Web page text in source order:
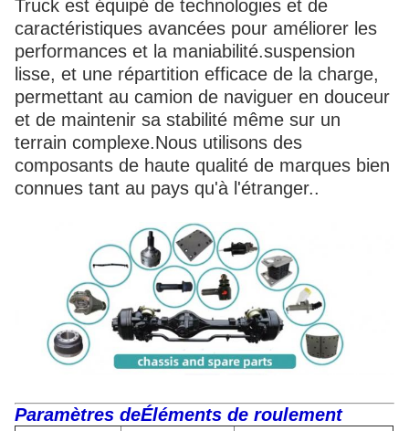
Truck est équipé de technologies et de
caractéristiques avancées pour améliorer les
performances et la maniabilité.suspension
lisse, et une répartition efficace de la charge,
permettant au camion de naviguer en douceur
et de maintenir sa stabilité même sur un
terrain complexe.Nous utilisons des
composants de haute qualité de marques bien
connues tant au pays qu'à l'étranger..
Paramètres deÉléments de roulement